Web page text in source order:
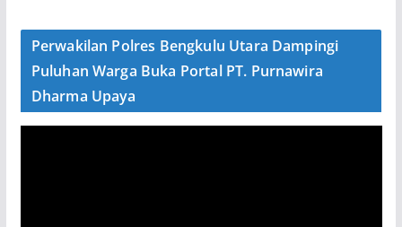
Perwakilan Polres Bengkulu Utara Dampingi
Puluhan Warga Buka Portal PT. Purnawira
Dharma Upaya